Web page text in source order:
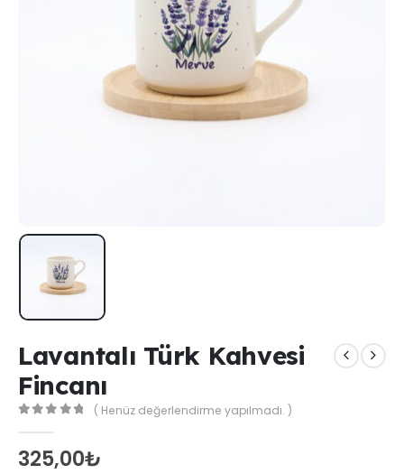
Lavantalı Türk Kahvesi
Fincanı
( Henüz değerlendirme yapılmadı. )
325,00₺